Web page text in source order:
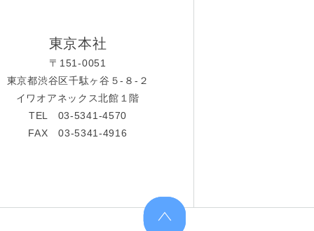
東京本社
〒151-0051
東京都渋谷区千駄ヶ谷５-８-２
イワオアネックス北館１階
TEL 03-5341-4570
FAX 03-5341-4916
上へ